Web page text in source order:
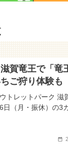
賀竜王で「竜
ご狩り体験も
トレットパーク 滋
（月・振休）の3